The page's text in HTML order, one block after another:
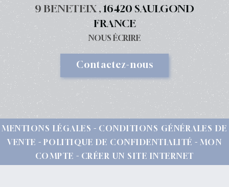
9 BENETEIX ,16420 SAULGOND
FRANCE
NOUS ÉCRIRE
Contactez-nous
MENTIONS LÉGALES
CONDITIONS GÉNÉRALES DE
VENTE
POLITIQUE DE CONFIDENTIALITÉ
MON
COMPTE
CRÉER UN SITE INTERNET